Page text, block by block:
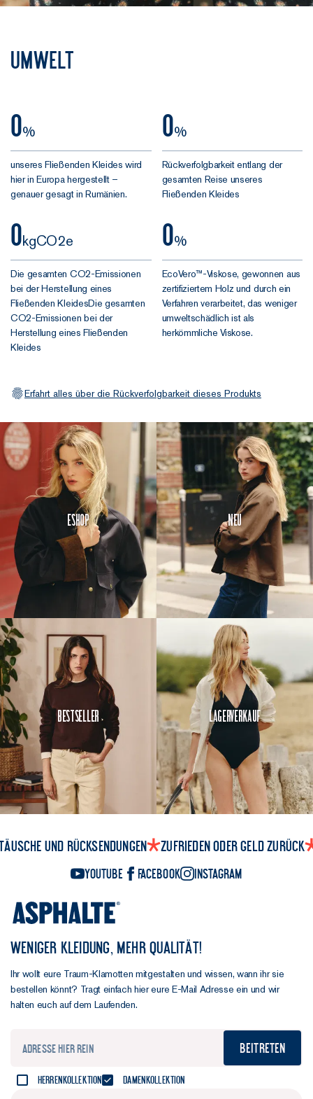
Umwelt
0%
unseres Fließenden Kleides wird
hier in Europa hergestellt –
genauer gesagt in Rumänien.
0%
Rückverfolgbarkeit entlang der
gesamten Reise unseres
Fließenden Kleides
0kgCO2e
Die gesamten CO2-Emissionen
bei der Herstellung eines
Fließenden KleidesDie gesamten
CO2-Emissionen bei der
Herstellung eines Fließenden
Kleides
0%
EcoVero™-Viskose, gewonnen aus
zertifiziertem Holz und durch ein
Verfahren verarbeitet, das weniger
umweltschädlich ist als
herkömmliche Viskose.
Erfahrt alles über die Rückverfolgbarkeit dieses Produkts
Eshop Neu
Bestseller Lagerverkauf
und Rücksendungen Zufrieden oder Geld zurück
YouTube Facebook Instagram
WENIGER KLEIDUNG, MEHR QUALITÄT!
Ihr wollt eure Traum-Klamotten mitgestalten und wissen, wann ihr sie
bestellen könnt? Tragt einfach hier eure E-Mail Adresse ein und wir
halten euch auf dem Laufenden.
Beitreten
Herrenkollektion Damenkollektion